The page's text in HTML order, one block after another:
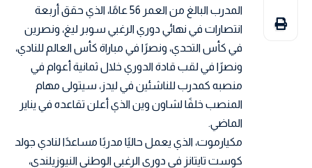
المدرب البالغ من العمر 56 عامًا، الذي حقق أربعة
انتصارات في نهائي دوري الرغبي سوبر ليغ، ونصرين
في كأس التحدي، ونصرًا في مباراة كأس العالم للنادي،
ونصرًا في لقب قادة الدوري خلال ثمانية أعوام في
منصبه كمدرب للناشئين في ليدز، سيتولى مهام
المنصب خلفًا لشاون وين الذي أعلن تقاعده في يناير
الماضي.
مكيارموت، الذي يعمل حاليًا مدربًا مساعدًا لنادي جولد
كوست تايتانز في دوري الرغبي الوطني النيوزيلندي،